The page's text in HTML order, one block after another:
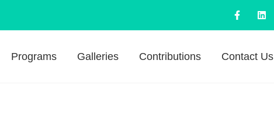
Programs Galleries Contributions Contact Us